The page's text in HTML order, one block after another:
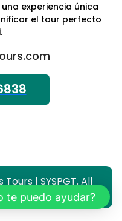
experiencia única
el tour perfecto
| SYSPGT. All
te puedo ayudar?